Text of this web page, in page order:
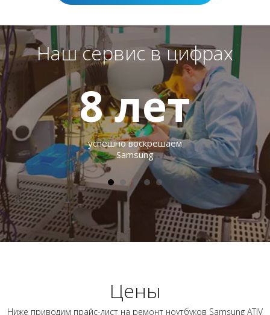
Наш сервис в цифрах
8лет
успешно воскрешаем
Samsung
Цены
Ниже приводим прайс-лист на ремонт ноутбуков Samsung ATIV